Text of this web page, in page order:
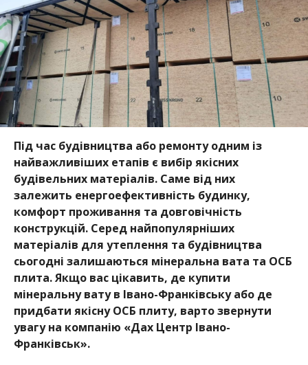
Під час будівництва або ремонту одним із
найважливіших етапів є вибір якісних
будівельних матеріалів. Саме від них
залежить енергоефективність будинку,
комфорт проживання та довговічність
конструкцій. Серед найпопулярніших
матеріалів для утеплення та будівництва
сьогодні залишаються мінеральна вата та ОСБ
плита. Якщо вас цікавить, де купити
мінеральну вату в Івано-Франківську або де
придбати якісну ОСБ плиту, варто звернути
увагу на компанію «Дах Центр Івано-
Франківськ».